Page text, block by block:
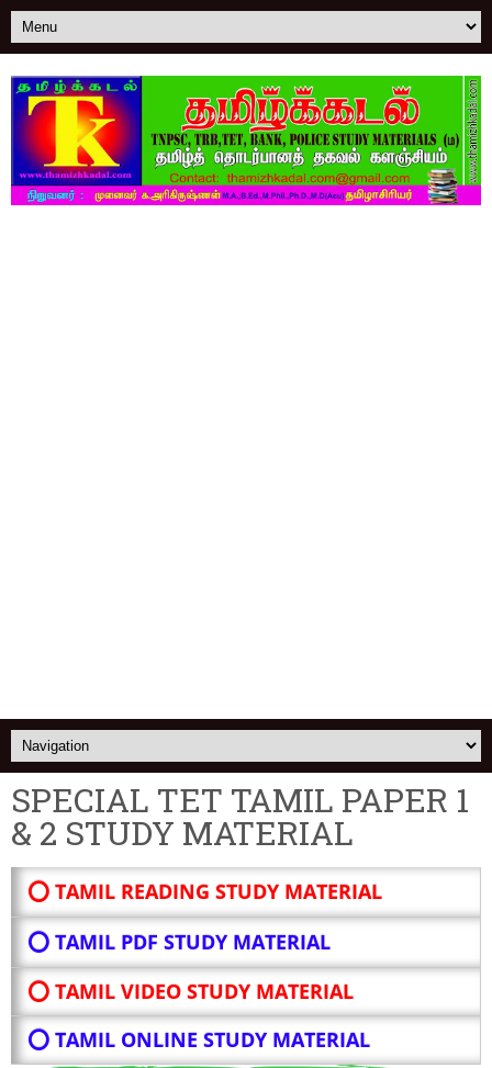
SPECIAL TET TAMIL PAPER 1
& 2 STUDY MATERIAL
⭕ TAMIL READING STUDY MATERIAL
⭕ TAMIL PDF STUDY MATERIAL
⭕ TAMIL VIDEO STUDY MATERIAL
⭕ TAMIL ONLINE STUDY MATERIAL